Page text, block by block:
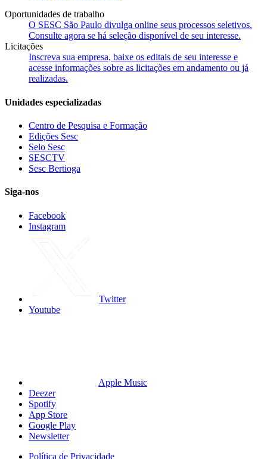
Oportunidades de trabalho
O SESC São Paulo divulga online seus processos seletivos.
Consulte agora se há seleção disponível de seu interesse.
Licitações
Inscreva sua empresa, baixe os editais de seu interesse e
acesse informações sobre as licitações em andamento ou já
realizadas.
Unidades especializadas
Centro de Pesquisa e Formação
Edições Sesc
Selo Sesc
SESCTV
Sesc Bertioga
Siga-nos
Facebook
Instagram
Twitter
Youtube
Apple Music
Deezer
Spotify
App Store
Google Play
Newsletter
Política de Privacidade